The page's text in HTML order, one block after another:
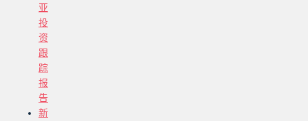
亚
投
资
跟
踪
报
告
新